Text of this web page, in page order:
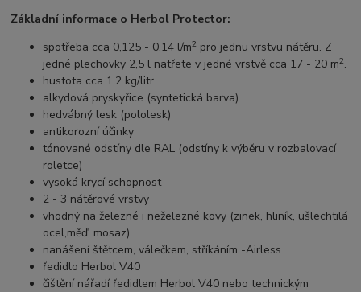
Základní informace o Herbol Protector:
spotřeba cca 0,125 - 0.14 l/m2 pro jednu vrstvu nátěru. Z
jedné plechovky 2,5 l natřete v jedné vrstvě cca 17 - 20 m2.
hustota cca 1,2 kg/litr
alkydová pryskyřice (syntetická barva)
hedvábný lesk (pololesk)
antikorozní účinky
tónované odstíny dle RAL (odstíny k výběru v rozbalovací
roletce)
vysoká krycí schopnost
2 - 3 nátěrové vrstvy
vhodný na železné i neželezné kovy (zinek, hliník, ušlechtilá
ocel,měď, mosaz)
nanášení štětcem, válečkem, stříkáním -Airless
ředidlo Herbol V40
čištění nářadí ředidlem Herbol V40 nebo technickým